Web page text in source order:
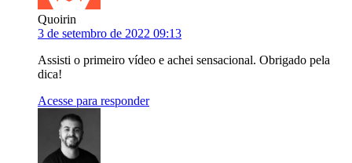
Quoirin
3 de setembro de 2022 09:13
Assisti o primeiro vídeo e achei sensacional. Obrigado pela
dica!
Acesse para responder